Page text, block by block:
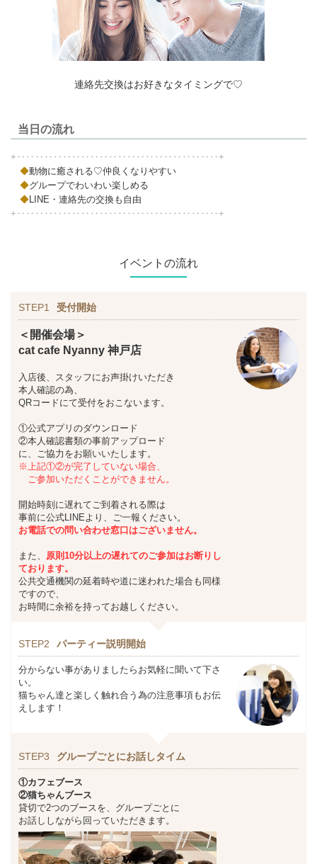
連絡先交換はお好きなタイミングで♡
当日の流れ
+‥‥‥‥‥‥‥‥‥‥‥‥‥‥‥‥‥‥‥‥‥‥+
◆動物に癒される♡仲良くなりやすい
◆グループでわいわい楽しめる
◆LINE・連絡先の交換も自由
+‥‥‥‥‥‥‥‥‥‥‥‥‥‥‥‥‥‥‥‥‥‥+
イベントの流れ
STEP1 受付開始
＜開催会場＞
cat cafe Nyanny 神戸店
入店後、スタッフにお声掛けいただき
本人確認の為、
QRコードにて受付をおこないます。
①公式アプリのダウンロード
②本人確認書類の事前アップロード
に、ご協力をお願いいたします。
※上記①②が完了していない場合、
ご参加いただくことができません。
開始時刻に遅れてご到着される際は
事前に公式LINEより、ご一報ください。
お電話での問い合わせ窓口はございません。
また、 原則10分以上の遅れてのご参加はお断りし
ております。
公共交通機関の延着時や道に迷われた場合も同様
ですので、
お時間に余裕を持ってお越しください。
STEP2 パーティー説明開始
分からない事がありましたらお気軽に聞いて下さ
い。
猫ちゃん達と楽しく触れ合う為の注意事項もお伝
えします！
STEP3 グループごとにお話しタイム
①カフェブース
②猫ちゃんブース
貸切で2つのブースを、グループごとに
お話ししながら回っていただきます。